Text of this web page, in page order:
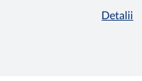
Detalii